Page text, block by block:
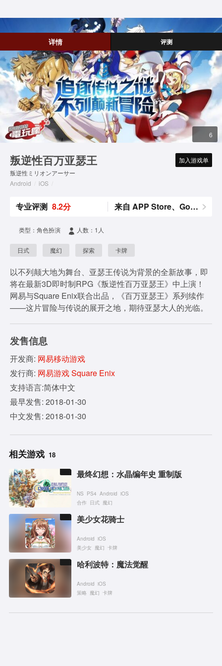
详情 评测
6
叛逆性百万亚瑟王
叛逆性ミリオンアーサー
Android
iOS
加入游戏单
专业评测 8.2分 来自 APP Store、Google Play
类型：角色扮演 人数：1人
日式 魔幻 探索 卡牌
以不列颠大地为舞台、亚瑟王传说为背景的全新故事，即
将在最新3D即时制RPG《叛逆性百万亚瑟王》中上演！
网易与Square Enix联合出品，《百万亚瑟王》系列续作
——这片冒险与传说的展开之地，期待亚瑟大人的光临。
发售信息
开发商: 网易移动游戏
发行商: 网易游戏 Square Enix
支持语言:简体中文
最早发售: 2018-01-30
中文发售: 2018-01-30
相关游戏 18
最终幻想：水晶编年史 重制版
NS PS4 Android iOS
合作 日式 魔幻
美少女花骑士
Android iOS
美少女 魔幻 卡牌
哈利波特：魔法觉醒
Android iOS
策略 魔幻 卡牌